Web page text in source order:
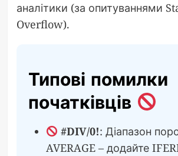
аналітики (за опитуваннями
Overflow).
Типові помилки
початківців
#DIV/0!: Діапазон
AVERAGE – додайте